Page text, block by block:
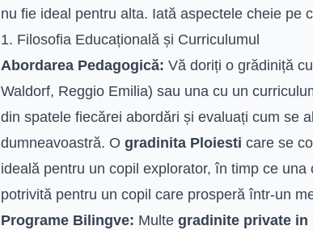
nu fie ideal pentru alta. Iată aspectele cheie pe
1. Filosofia Educațională și Curriculumul
Abordarea Pedagogică: Vă doriți o grădiniță
Waldorf, Reggio Emilia) sau una cu un
din spatele fiecărei abordări și evaluați cum se
dumneavoastră. O gradinita Ploiesti care se
ideală pentru un copil explorator, în timp ce
potrivită pentru un copil care prosperă într-un
Programe Bilingve: Multe gradinite private in